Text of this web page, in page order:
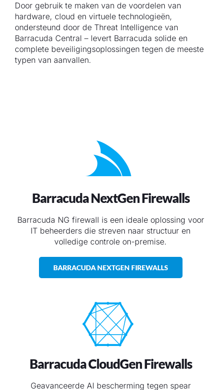
Door gebruik te maken van de voordelen van
hardware, cloud en virtuele technologieën,
ondersteund door de Threat Intelligence van
Barracuda Central – levert Barracuda solide en
complete beveiligingsoplossingen tegen de meeste
typen van aanvallen.
Barracuda NextGen Firewalls
Barracuda NG firewall is een ideale oplossing voor
IT beheerders die streven naar structuur en
volledige controle on-premise.
BARRACUDA NEXTGEN FIREWALLS
Barracuda CloudGen Firewalls
Geavanceerde AI bescherming tegen spear